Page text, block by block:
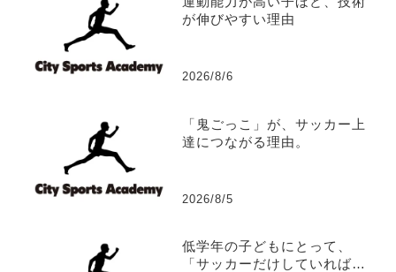
が伸びやすい理由
2026/8/6
「鬼ごっこ」が、サッカー上
達につながる理由。
2026/8/5
低学年の子どもにとって、
「サッカーだけしていれば、